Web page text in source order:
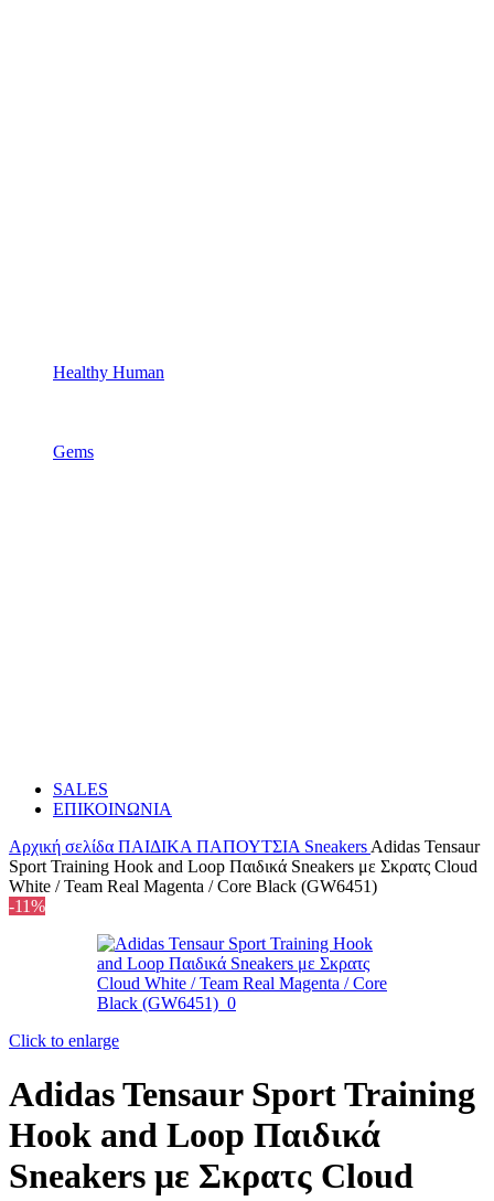
Healthy Human
Gems
SALES
ΕΠΙΚΟΙΝΩΝΙΑ
Αρχική σελίδα ΠΑΙΔΙΚΑ ΠΑΠΟΥΤΣΙΑ Sneakers Adidas Tensaur
Sport Training Hook and Loop Παιδικά Sneakers με Σκρατς Cloud
White / Team Real Magenta / Core Black (GW6451)
-11%
Click to enlarge
Adidas Tensaur Sport Training
Hook and Loop Παιδικά
Sneakers με Σκρατς Cloud